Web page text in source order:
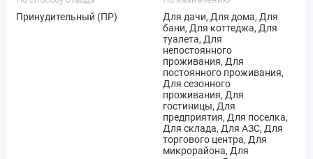
Принудительный (ПР)
Для дачи, Для дома, Для
бани, Для коттеджа, Для
туалета, Для
непостоянного
проживания, Для
постоянного проживания,
Для сезонного
проживания, Для
гостиницы, Для
предприятия, Для поселка,
Для склада, Для АЗС, Для
торгового центра, Для
микрорайона, Для